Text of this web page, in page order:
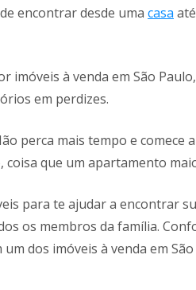
encontrar desde uma casa
à venda em São
em perdizes.
perca mais tempo e comece
que um apartamento
para te ajudar a encontrar
os membros da família.
dos imóveis à venda em São